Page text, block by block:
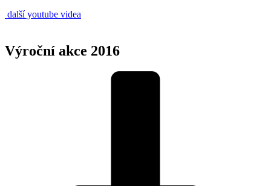
další youtube videa
Výroční akce 2016